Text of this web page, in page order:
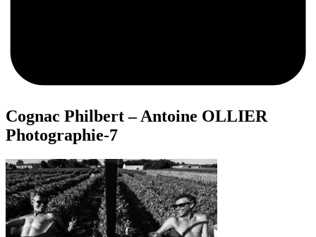
Cognac Philbert – Antoine OLLIER
Photographie-7